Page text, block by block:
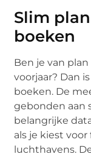
Slim
boeken
Ben je van
voorjaar? Dan
boeken. De
gebonden aan
belangrijke
als je kiest
luchthavens.